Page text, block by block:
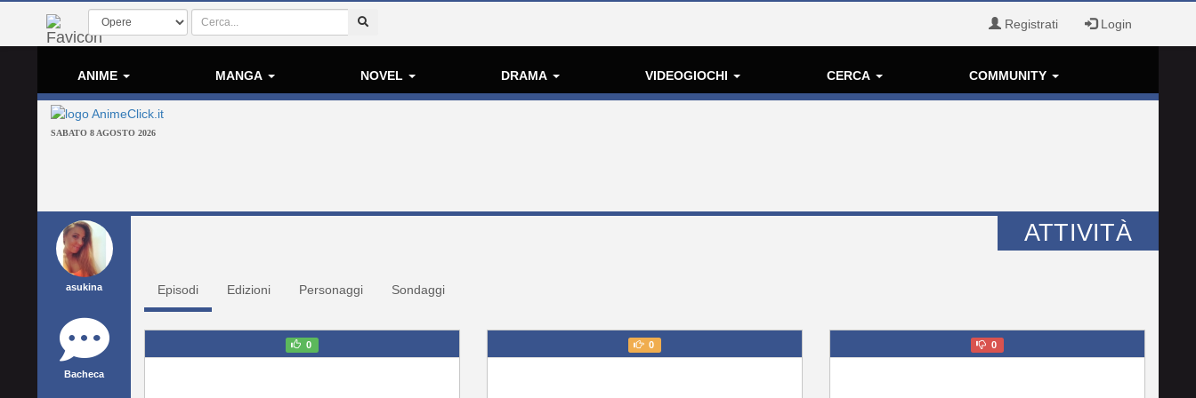
Registrati Login
ANIME MANGA NOVEL DRAMA VIDEOGIOCHI CERCA COMMUNITY
SABATO 8 AGOSTO 2026
asukina
Bacheca
ATTIVITÀ
Episodi Edizioni Personaggi Sondaggi
0 0 0